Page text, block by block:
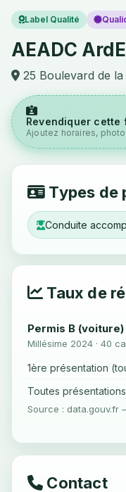
Label Qualité
AEADC
25 Boulevard de
Revendiquer
Ajoutez horaires,
Types de
Conduite
Taux de
Permis B (voiture)
Millésime 2024 · 40
1ère présentation
Toutes
Source : data.gouv.fr
Contact